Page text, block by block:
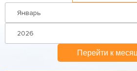
Перейти к